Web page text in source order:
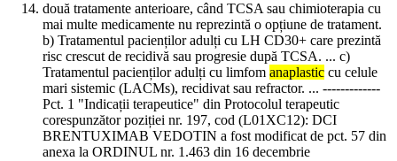
două tratamente anterioare, când TCSA sau chimioterapia cu
mai multe medicamente nu reprezintă o opțiune de tratament.
b) Tratamentul pacienților adulți cu LH CD30+ care prezintă
risc crescut de recidivă sau progresie după TCSA. ... c)
Tratamentul pacienților adulți cu limfom anaplastic cu celule
mari sistemic (LACMs), recidivat sau refractor. ... -------------
Pct. 1 "Indicații terapeutice" din Protocolul terapeutic
corespunzător poziției nr. 197, cod (L01XC12): DCI
BRENTUXIMAB VEDOTIN a fost modificat de pct. 57 din
anexa la ORDINUL nr. 1.463 din 16 decembrie